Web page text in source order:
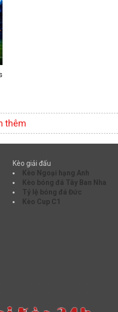
thêm
Kèo giải đấu
Kèo Ngoại hạng Anh
Kèo bóng đá Tây Ban Nha
Tỷ lệ bóng đá Đức
Kèo Cup C1